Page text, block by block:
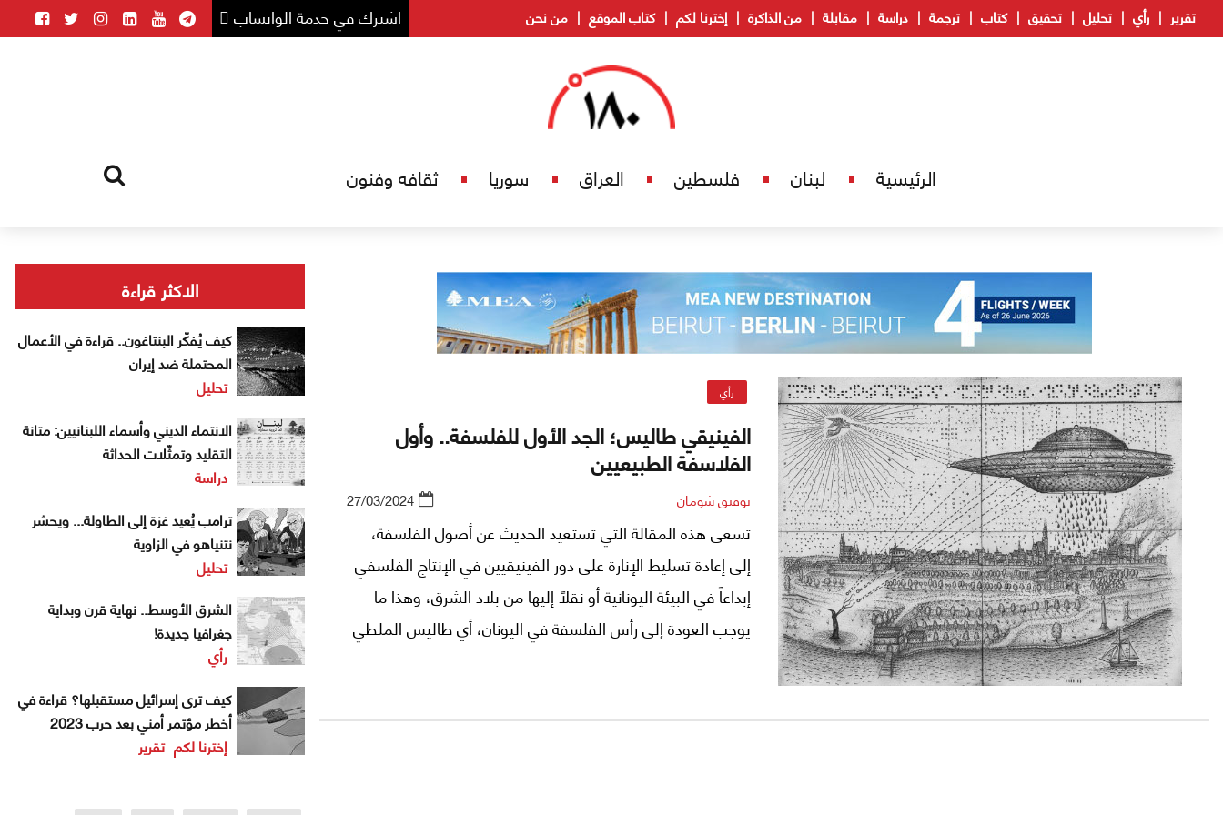
اشترك في خدمة الواتساب تقرير رأي تحليل تحقيق كتاب ترجمة دراسة مقابلة من الذاكرة إخترنا لكم كتاب الموقع من نحن
الرئيسية لبنان فلسطين العراق سوريا ثقافه وفنون
رأي
الفينيقي طاليس؛ الجد الأول للفلسفة.. وأول
الفلاسفة الطبيعيين
توفيق شومان 27/03/2024
تسعى هذه المقالة التي تستعيد الحديث عن أصول الفلسفة،
إلى إعادة تسليط الإنارة على دور الفينيقيين في الإنتاج الفلسفي
إبداعاً في البيئة اليونانية أو نقلاً إليها من بلاد الشرق، وهذا ما
يوجب العودة إلى رأس الفلسفة في اليونان، أي طاليس الملطي
وأفلاطون وأرسطو.
الاكثر قراءة
كيف يُفكّر البنتاغون.. قراءة في الأعمال
المحتملة ضد إيران
تحليل
الانتماء الديني وأسماء اللبنانيين: متانة
التقليد وتمثّلات الحداثة
دراسة
ترامب يُعيد غزة إلى الطاولة... ويحشر
نتنياهو في الزاوية
تحليل
الشرق الأوسط.. نهاية قرن وبداية
جغرافيا جديدة!
رأي
كيف ترى إسرائيل مستقبلها؟ قراءة في
أخطر مؤتمر أمني بعد حرب 2023
إخترنا لكم تقرير